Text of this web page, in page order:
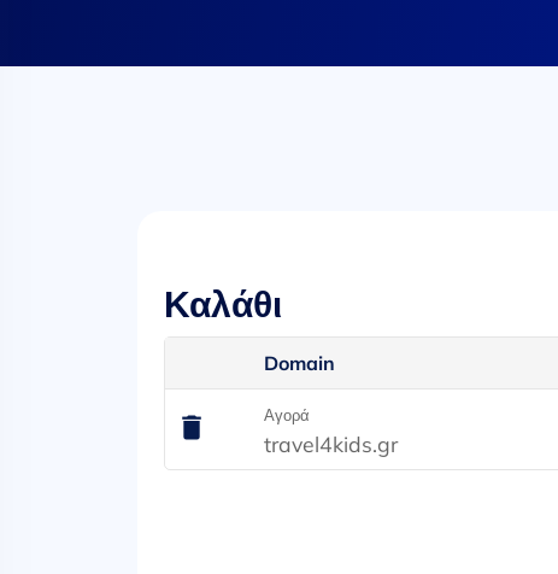
Καλάθι
Domain
Αγορά
travel4kids.gr